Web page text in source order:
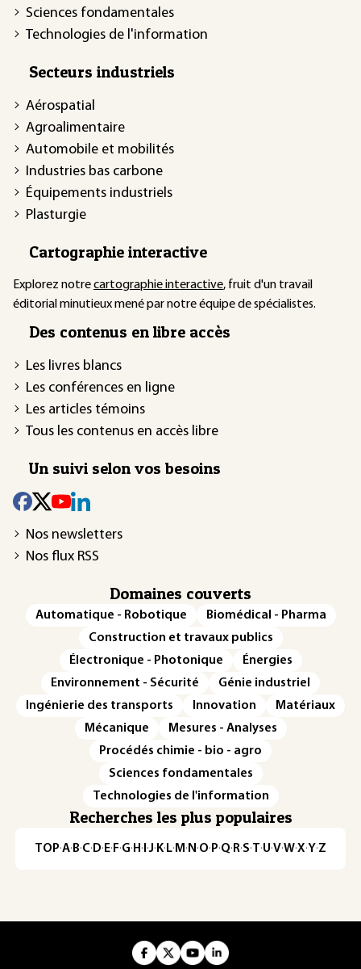
Sciences fondamentales
Technologies de l'information
Secteurs industriels
Aérospatial
Agroalimentaire
Automobile et mobilités
Industries bas carbone
Équipements industriels
Plasturgie
Cartographie interactive
Explorez notrecartographie interactive, fruit d'un travail
éditorial minutieux mené par notre équipe de spécialistes.
Des contenus en libre accès
Les livres blancs
Les conférences en ligne
Les articles témoins
Tous les contenus en accès libre
Un suivi selon vos besoins
Nos newsletters
Nos flux RSS
Domaines couverts
Automatique - Robotique
Biomédical - Pharma
Construction et travaux publics
Électronique - Photonique
Énergies
Environnement - Sécurité
Génie industriel
Ingénierie des transports
Innovation
Matériaux
Mécanique
Mesures - Analyses
Procédés chimie - bio - agro
Sciences fondamentales
Technologies de l'information
Recherches les plus populaires
TOP·A·B·C· D· E· F·G· H · ·J· K· L· M · N ·O· P·Q· R·S·T·U·V·W·X·Y·Z